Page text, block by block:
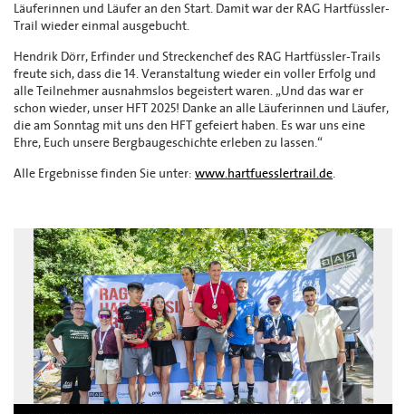
Läuferinnen und Läufer an den Start. Damit war der RAG Hartfüssler-
Trail wieder einmal ausgebucht.
Hendrik Dörr, Erfinder und Streckenchef des RAG Hartfüssler-Trails
freute sich, dass die 14. Veranstaltung wieder ein voller Erfolg und
alle Teilnehmer ausnahmslos begeistert waren. „Und das war er
schon wieder, unser HFT 2025! Danke an alle Läuferinnen und Läufer,
die am Sonntag mit uns den HFT gefeiert haben. Es war uns eine
Ehre, Euch unsere Bergbaugeschichte erleben zu lassen.“
Alle Ergebnisse finden Sie unter: www.hartfuesslertrail.de.